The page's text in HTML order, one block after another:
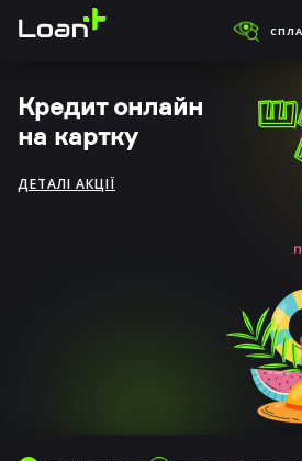
Кредит онлайн
на картку
ДЕТАЛІ АКЦІЇ